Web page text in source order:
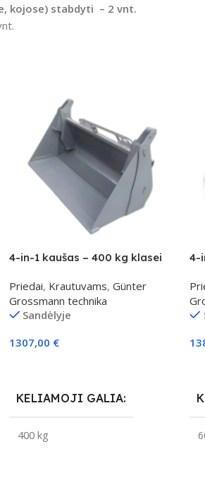
kojose) stabdyti – 2 vnt.
4-in-1 kaušas – 400 kg klasei
Priedai, Krautuvams, Günter
Grossmann technika
Sandėlyje
1307,00 €
KELIAMOJI GALIA
400 kg
4-